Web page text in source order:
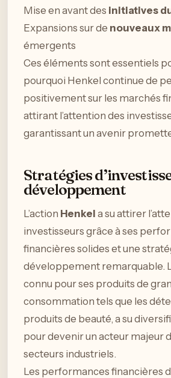
Mise en avant des initiatives
Expansions sur de nouveaux
émergents
Ces éléments sont essentiels
pourquoi Henkel continue de
positivement sur les marchés
attirant l’attention des
garantissant un avenir
Stratégies
développement
L’action Henkel a su attirer
investisseurs grâce à ses
financières solides et une
développement remarquable.
connu pour ses produits de
consommation tels que les
produits de beauté, a su
pour devenir un acteur majeur
secteurs industriels.
Les performances financières